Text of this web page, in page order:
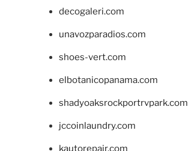
decogaleri.com
unavozparadios.com
shoes-vert.com
elbotanicopanama.com
shadyoaksrockportrvpark.com
jccoinlaundry.com
kautorepair.com